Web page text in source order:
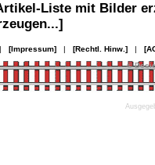
Liste mit Bilder
[Impressum]| [Rechtl. Hinw.]|
©